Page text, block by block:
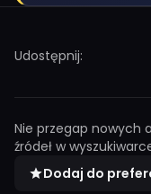
Udostępnij:
Nie przegap nowych
źródeł w
Dodaj do